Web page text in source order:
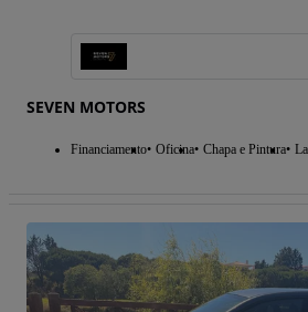
SEVEN MOTORS
Financiamento Oficina Chapa e Pintura